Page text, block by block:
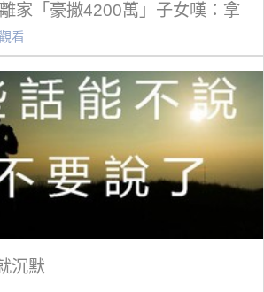
家「豪撒4200萬」子女嘆：拿
看
沉默